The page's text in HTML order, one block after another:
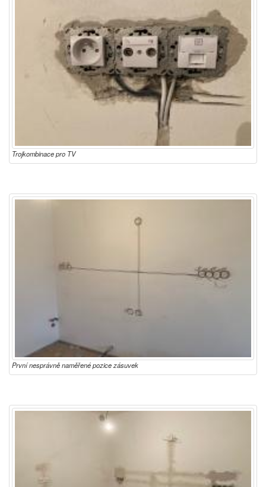
Trojkombinace pro TV
První nesprávně naměřené pozice zásuvek